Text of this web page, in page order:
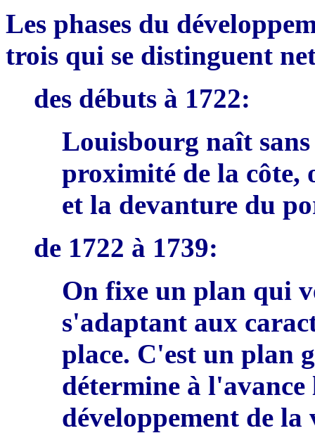
Les phases du dé
trois qui se distinguent
des débuts à 1722:
Louisbourg naît
proximité de la côte,
et la devanture du
de 1722 à 1739:
On fixe un plan qui
s'adaptant aux
place. C'est un plan
détermine à l'avance
développement de